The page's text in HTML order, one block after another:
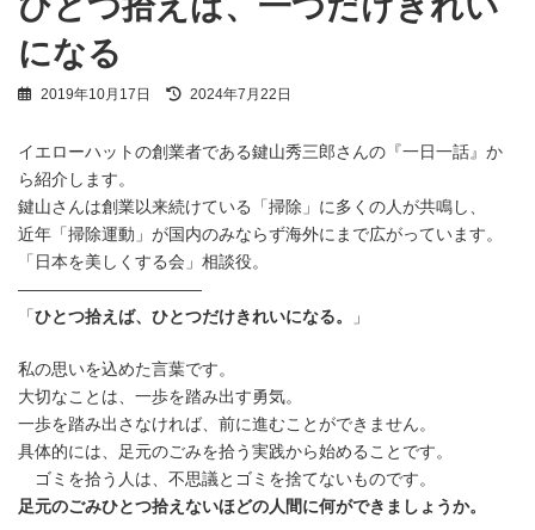
になる
2019年10月17日
最
新
:
2024年7月22日
イエローハットの創業者である鍵山秀三郎さんの『一日一話』か
ら紹介します。
鍵山さんは創業以来続けている「掃除」に多くの人が共鳴し、
近年「掃除運動」が国内のみならず海外にまで広がっています。
「日本を美しくする会」相談役。
———————————
「ひとつ拾えば、ひとつだけきれいになる。 」
私の思いを込めた言葉です。
大切なことは、一歩を踏み出す勇気。
一歩を踏み出さなければ、前に進むことができません。
具体的には、足元のごみを拾う実践から始めることです。
ゴミを拾う人は、不思議とゴミを捨てないものです。
足元のごみひとつ拾えないほどの人間に何ができましょうか。